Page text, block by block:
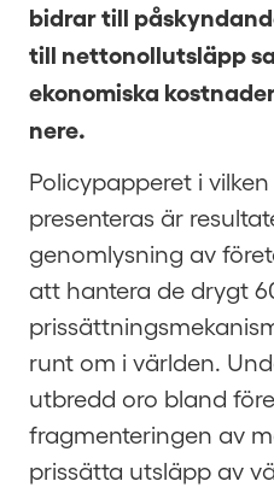
bidrar till
till nettonollutsläpp
ekonomiska
nere.
Policypapperet i
presenteras är
genomlysning av
att hantera de drygt
runt om i världen.
utbredd oro bland
fragmenteringen av
prissätta utsläpp av